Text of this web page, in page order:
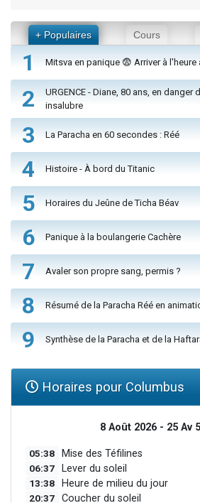
+ Populaires Cours
1 Mitsva en panique 😨 Arriver à l'heure
2
URGENCE - Diane, 80 ans, en danger
insalubre
3 La Paracha en 60 secondes : Réé
4 Histoire - À bord du Titanic
5 Horaires du Jeûne de Ticha Béav
6 Panique à la boulangerie Cachère
7 Avaler son propre sang, permis ?
8 Résumé de la Paracha Réé en
9 Synthèse de la Paracha et de la
Horaires pour Columbus
8 Août 2026 - 25 Av
05:38 Mise des Téfilines
06:37 Lever du soleil
13:38 Heure de milieu du jour
20:37 Coucher du soleil